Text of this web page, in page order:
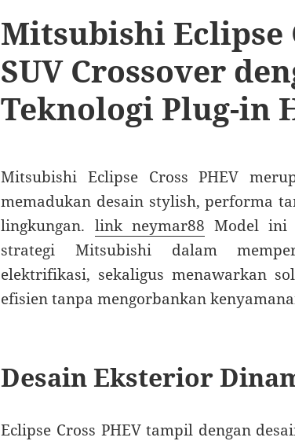
Mitsubishi Eclipse
SUV Crossover
Teknologi Plug-in
Mitsubishi Eclipse Cross PHEV
memadukan desain stylish, performa
lingkungan. link neymar88 Model ini
strategi Mitsubishi dalam
elektrifikasi, sekaligus menawarkan
efisien tanpa mengorbankan
Desain Eksterior
Eclipse Cross PHEV tampil dengan